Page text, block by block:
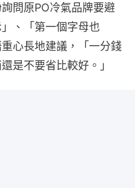
問原PO冷氣品牌要避
、「第一個字母也
心長地建議，「一分錢
是不要省比較好。」